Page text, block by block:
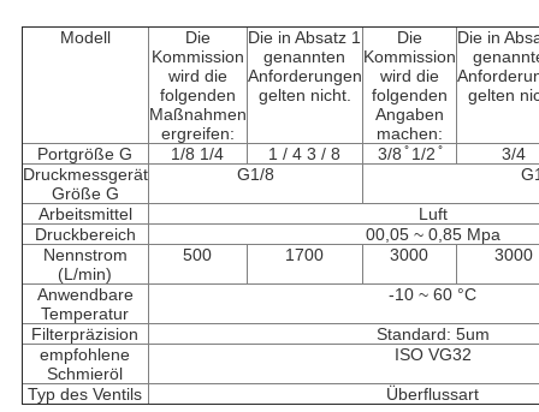
Modell
Die
Kommission
wird die
folgenden
Maßnahmen
ergreifen:
Die in Absatz 1
genannten
Anforderungen
gelten nicht.
Die
Kommission
wird die
folgenden
Angaben
machen:
Die in
gelten
Portgröße G 1/8 1/4 1 / 4 3 / 8 3/8 ̊ 1/2 ̊
3/4
Druckmessgerät
Größe G
G1/8
Arbeitsmittel
Luft
Druckbereich
00,05 ~ 0,85 Mpa
Nennstrom
(L/min)
500 1700 3000 3000
Anwendbare
Temperatur
-10 ~ 60 °C
Filterpräzision
Standard: 5um
empfohlene
Schmieröl
ISO VG32
Typ des Ventils Überflussart